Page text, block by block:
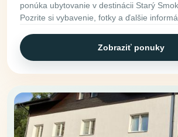
ponúka ubytovanie v destinácii Starý
Pozrite si vybavenie, fotky a ďalšie
Zobraziť ponuky